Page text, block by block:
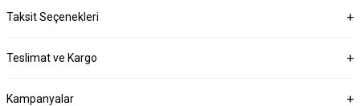
Taksit Seçenekleri
Teslimat ve Kargo
Kampanyalar